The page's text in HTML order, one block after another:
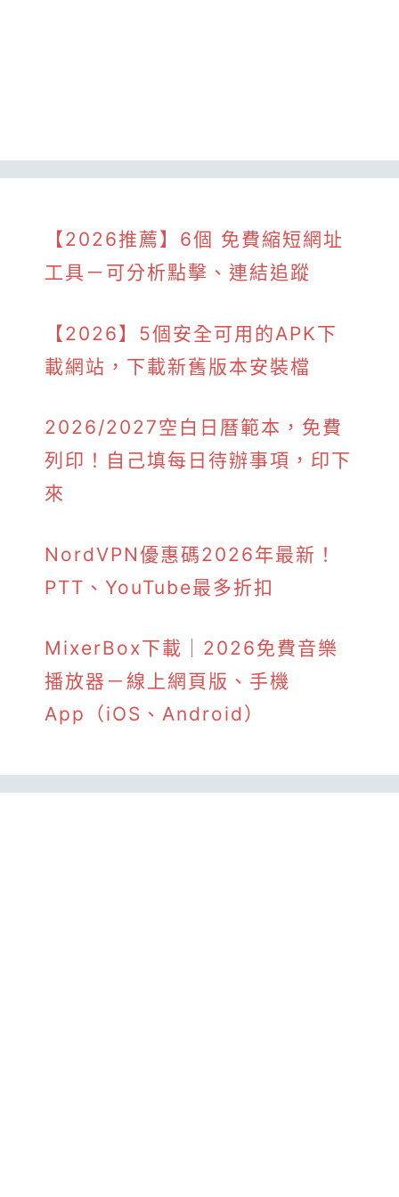
【2026推薦】6個 免費縮短網址
工具－可分析點擊、連結追蹤
【2026】5個安全可用的APK下
載網站，下載新舊版本安裝檔
2026/2027空白日曆範本，免費
列印！自己填每日待辦事項，印下
來
NordVPN優惠碼2026年最新！
PTT、YouTube最多折扣
MixerBox下載｜2026免費音樂
播放器－線上網頁版、手機
App（iOS、Android）